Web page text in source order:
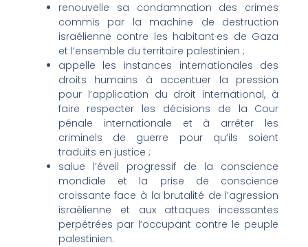
renouvelle sa condamnation des crimes
commis par la machine de destruction
israélienne contre les habitant·es de Gaza
et l’ensemble du territoire palestinien ;
appelle les instances internationales des
droits humains à accentuer la pression
pour l’application du droit international, à
faire respecter les décisions de la Cour
pénale internationale et à arrêter les
criminels de guerre pour qu’ils soient
traduits en justice ;
salue l’éveil progressif de la conscience
mondiale et la prise de conscience
croissante face à la brutalité de l’agression
israélienne et aux attaques incessantes
perpétrées par l’occupant contre le peuple
palestinien.